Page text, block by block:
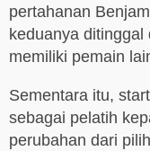
pertahanan
keduanya
memiliki pemain
Sementara itu,
sebagai pelatih
perubahan dari